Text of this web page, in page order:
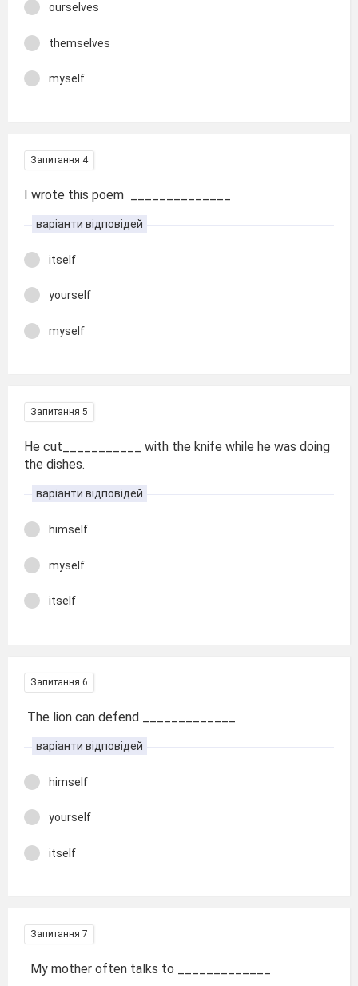
ourselves
themselves
myself
Запитання 4
I wrote this poem ______________
варіанти відповідей
itself
yourself
myself
Запитання 5
He cut___________ with the knife while he was doing
the dishes.
варіанти відповідей
himself
myself
itself
Запитання 6
The lion can defend _____________
варіанти відповідей
himself
yourself
itself
Запитання 7
My mother often talks to _____________